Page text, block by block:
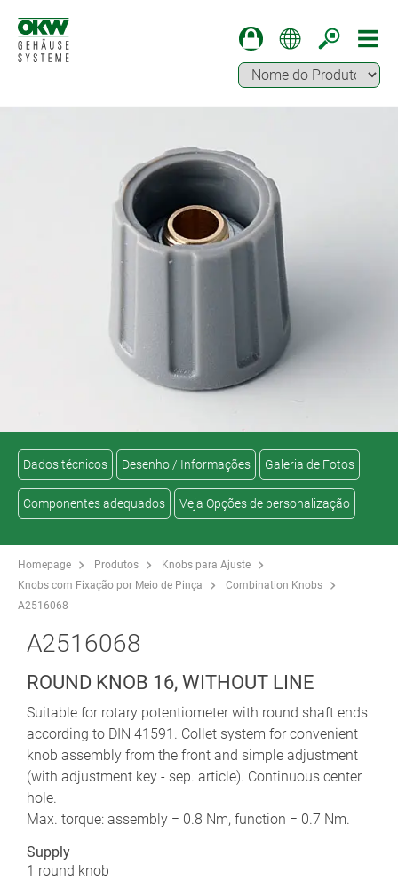
Dados técnicos Desenho / Informações Galeria de Fotos
Componentes adequados Veja Opções de personalização
Homepage Produtos
Knobs para Ajuste
Knobs com Fixação por Meio de Pinça
Combination Knobs
A2516068
A2516068
ROUND KNOB 16, WITHOUT LINE
Suitable for rotary potentiometer with round shaft ends
according to DIN 41591. Collet system for convenient
knob assembly from the front and simple adjustment
(with adjustment key - sep. article). Continuous center
hole.
Max. torque: assembly = 0.8 Nm, function = 0.7 Nm.
Supply
1 round knob